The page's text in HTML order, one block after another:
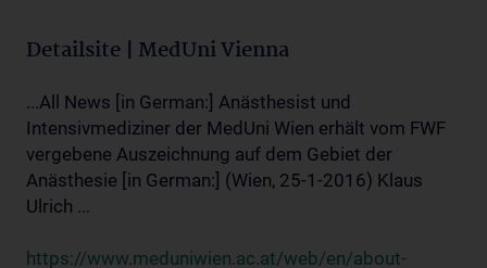
Detailsite | MedUni Vienna
...All News [in German:] Anästhesist und
Intensivmediziner der MedUni Wien erhält vom FWF
vergebene Auszeichnung auf dem Gebiet der
Anästhesie [in German:] (Wien, 25-1-2016) Klaus
Ulrich ...
https://www.meduniwien.ac.at/web/en/about-